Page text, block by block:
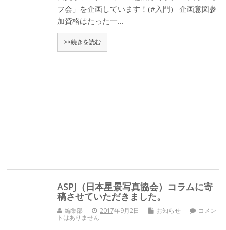
フ会」を企画しています！(#入門) 企画意図参
加資格はたった一…
>>続きを読む
ASPJ（日本星景写真協会）コラムに寄
稿させていただきました。
編集部 2017年9月2日 お知らせ
コメン
トはありません